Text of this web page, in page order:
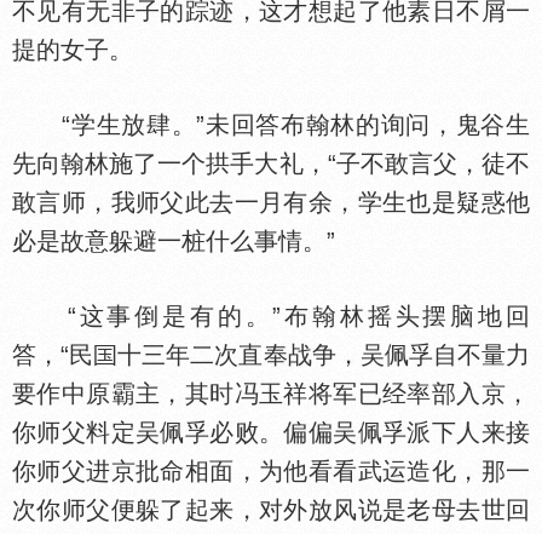
不见有无非子的踪迹，这才想起了他素日不屑一
提的女子。
“学生放肆。”未回答布翰林的询问，鬼谷生
先向翰林施了一个拱手大礼，“子不敢言父，徒不
敢言师，我师父此去一月有余，学生也是疑惑他
必是故意躲避一桩什么事情。”
“这事倒是有的。”布翰林摇头摆脑地回
答，“民
十三年二次直奉战争，吴佩孚自不量力
要作中原霸主，其时冯玉祥将军已经率部入京，
你师父料定吴佩孚必败。偏偏吴佩孚派下人来接
你师父进京批命相面，为他看看武运造化，那一
次你师父便躲了起来，对外放风说是老母去世回